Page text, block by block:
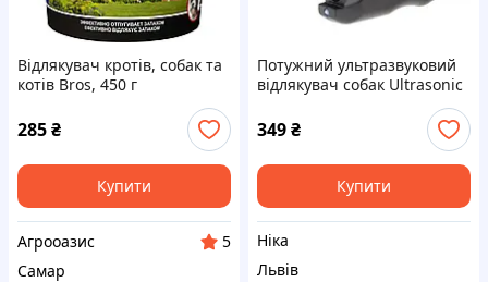
Відлякувач кротів, собак та
котів Bros, 450 г
285₴
Купити
Агрооазис
5
Самар
Потужний ультразвуковий
відлякувач собак Ultrasonic
пугач для собак
349₴
Купити
Ніка
Львів